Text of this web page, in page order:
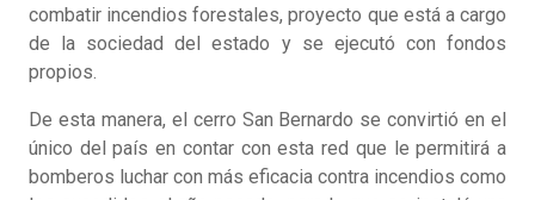
combatir incendios forestales, proyecto que está a cargo
de la sociedad del estado y se ejecutó con fondos
propios.
De esta manera, el cerro San Bernardo se convirtió en el
único del país en contar con esta red que le permitirá a
bomberos luchar con más eficacia contra incendios como